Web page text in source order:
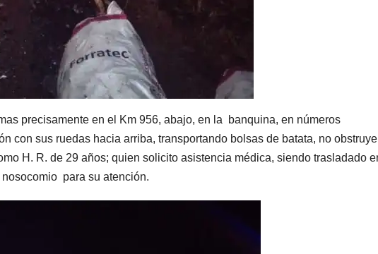
precisamente en el Km 956, abajo, en la banquina, en números
con sus ruedas hacia arriba, transportando bolsas de batata, no
H. R. de 29 años; quien solicito asistencia médica, siendo trasladado
para su atención.